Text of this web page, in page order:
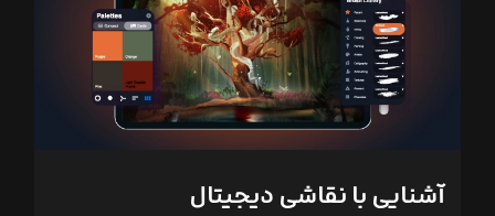
آشنایی با نقاشی دیجیتال